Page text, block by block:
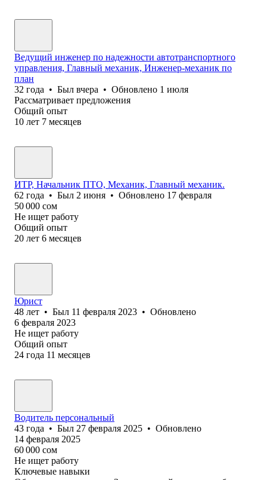
Ведущий инженер по надежности автотранспортного
управления, Главный механик, Инженер-механик по
план
32 года • Был вчера • Обновлено 1 июля
Рассматривает предложения
Общий опыт
10 лет 7 месяцев
ИТР, Начальник ПТО, Механик, Главный механик.
62 года • Был 2 июня • Обновлено 17 февраля
50 000 сом
Не ищет работу
Общий опыт
20 лет 6 месяцев
Юрист
48 лет • Был 11 февраля 2023 • Обновлено
6 февраля 2023
Не ищет работу
Общий опыт
24 года 11 месяцев
Водитель персональный
43 года • Был 27 февраля 2025 • Обновлено
14 февраля 2025
60 000 сом
Не ищет работу
Ключевые навыки